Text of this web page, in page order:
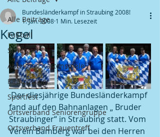
Alle Beiträge
Fußball
Schützen
Abteilung Kartenspiele
Katholischer
Sportfest
Ortsverband Seniorengruppe
Ortsverband Frauentreff
Kegel
Bundesländerkampf in Straubing 2008!
1. Jan. 2008 1 Min. Lesezeit
Der diesjährige Bundesländerkampf
fand auf den Bahnanlagen „ Bruder
Straubinger“ in Straubing statt. Vom
Verein Bamberg war bei den Herren